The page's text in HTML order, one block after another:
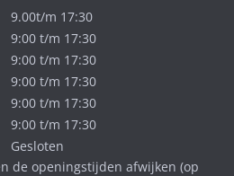
9.00t/m 17:30
9:00 t/m 17:30
9:00 t/m 17:30
9:00 t/m 17:30
9:00 t/m 17:30
9:00 t/m 17:30
Gesloten
de openingstijden afwijken (op